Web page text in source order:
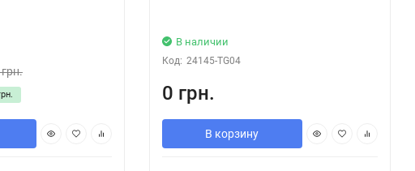
В наличии
Код: 24145-TG04
0 грн.
В корзину